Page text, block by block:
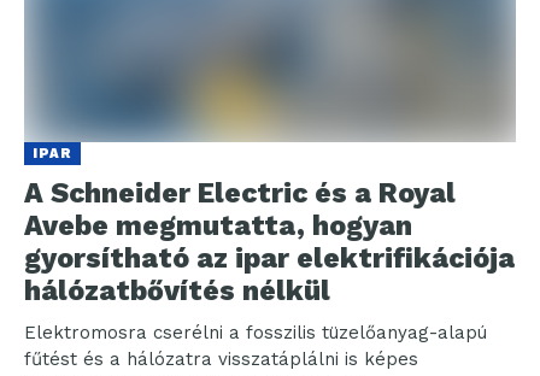
IPAR
A Schneider Electric és a Royal
Avebe megmutatta, hogyan
gyorsítható az ipar elektrifikációja
hálózatbővítés nélkül
Elektromosra cserélni a fosszilis tüzelőanyag-alapú
fűtést és a hálózatra visszatáplálni is képes